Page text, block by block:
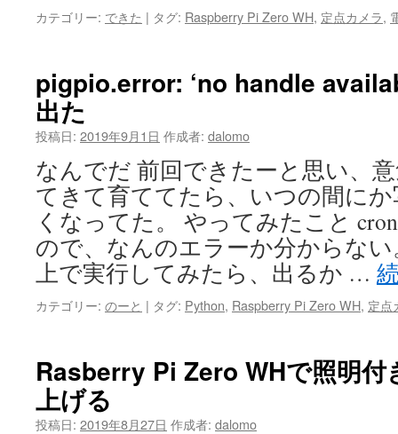
カテゴリー: できた | タグ: Raspberry Pi Zero WH, 定点カメラ,
pigpio.error: ‘no handle
出た
投稿日: 2019年9月1日 作成者: dalomo
なんでだ 前回できたーと思い、
てきて育ててたら、いつの間に
くなってた。 やってみたこと
ので、なんのエラーか分からな
上で実行してみたら、出るか …
カテゴリー: のーと | タグ: Python, Raspberry Pi Zero WH, 定点
Rasberry Pi Zero WHで照明付
上げる
投稿日: 2019年8月27日 作成者: dalomo